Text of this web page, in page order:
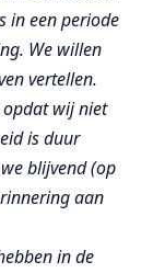
in een periode
We willen
vertellen.
wij niet
is duur
blijvend (op
aan
in de